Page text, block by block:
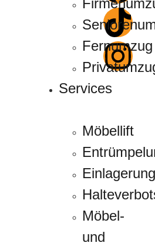
Fernumzug
Services
Möbellift
Einlagerung
Möbel-
und